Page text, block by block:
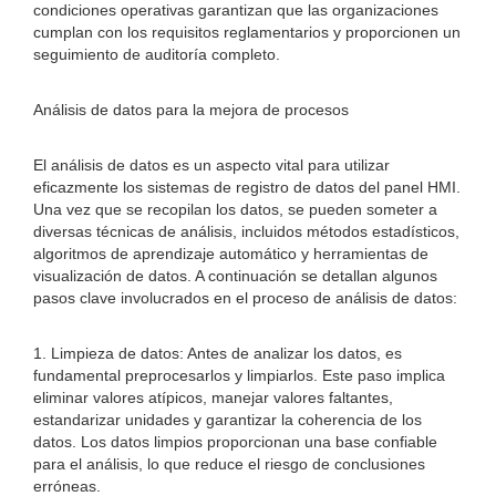
condiciones operativas garantizan que las organizaciones
cumplan con los requisitos reglamentarios y proporcionen un
seguimiento de auditoría completo.
Análisis de datos para la mejora de procesos
El análisis de datos es un aspecto vital para utilizar
eficazmente los sistemas de registro de datos del panel HMI.
Una vez que se recopilan los datos, se pueden someter a
diversas técnicas de análisis, incluidos métodos estadísticos,
algoritmos de aprendizaje automático y herramientas de
visualización de datos. A continuación se detallan algunos
pasos clave involucrados en el proceso de análisis de datos:
1. Limpieza de datos: Antes de analizar los datos, es
fundamental preprocesarlos y limpiarlos. Este paso implica
eliminar valores atípicos, manejar valores faltantes,
estandarizar unidades y garantizar la coherencia de los
datos. Los datos limpios proporcionan una base confiable
para el análisis, lo que reduce el riesgo de conclusiones
erróneas.